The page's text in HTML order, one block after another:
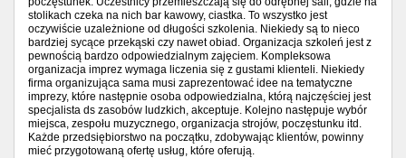
stolikach czeka na nich bar kawowy, ciastka. To wszystko jest
oczywiście uzależnione od długości szkolenia. Niekiedy są to nieco
bardziej sycące przekąski czy nawet obiad. Organizacja szkoleń jest z
pewnością bardzo odpowiedzialnym zajęciem. Kompleksowa
organizacja imprez wymaga liczenia się z gustami klienteli. Niekiedy
firma organizująca sama musi zaprezentować idee na tematyczne
imprezy, które następnie osoba odpowiedzialna, którą najczęściej jest
specjalista ds zasobów ludzkich, akceptuje. Kolejno następuje wybór
miejsca, zespołu muzycznego, organizacja strojów, poczęstunku itd.
Każde przedsiębiorstwo na początku, zdobywając klientów, powinny
mieć przygotowaną ofertę usług, które oferują.